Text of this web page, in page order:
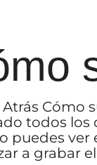
Atrás Cómo
todos los
puedes
a grabar